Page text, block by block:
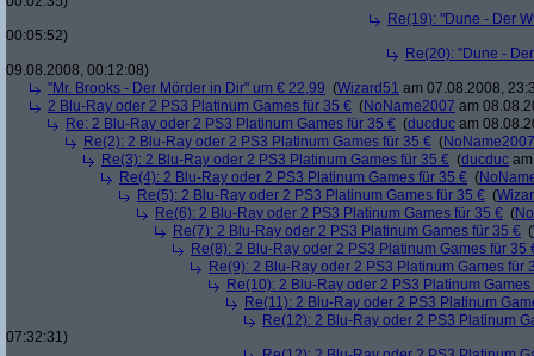
Re(19): "Dune - Der
00:05:52)
Re(20): "Dune -
09.08.2008, 00:12:08)
"Mr. Brooks - Der Mörder in Dir" um € 22,99 (Wizard51 am 07.08.2008,
2 Blu-Ray oder 2 PS3 Platinum Games für 35 € (NoName2007 am
Re: 2 Blu-Ray oder 2 PS3 Platinum Games für 35 € (ducduc am
Re(2): 2 Blu-Ray oder 2 PS3 Platinum Games für 35 € (NoName2007
Re(3): 2 Blu-Ray oder 2 PS3 Platinum Games für 35 € (ducduc
Re(4): 2 Blu-Ray oder 2 PS3 Platinum Games für 35 € (
Re(5): 2 Blu-Ray oder 2 PS3 Platinum Games für 35 € (
Re(6): 2 Blu-Ray oder 2 PS3 Platinum Games für 35 € (
Re(7): 2 Blu-Ray oder 2 PS3 Platinum Games für 35 € (
Re(8): 2 Blu-Ray oder 2 PS3 Platinum Games für 35
Re(9): 2 Blu-Ray oder 2 PS3 Platinum Games für
Re(10): 2 Blu-Ray oder 2 PS3 Platinum Games
Re(11): 2 Blu-Ray oder 2 PS3 Platinum
Re(12): 2 Blu-Ray oder 2 PS3 Platinum
07:32:31)